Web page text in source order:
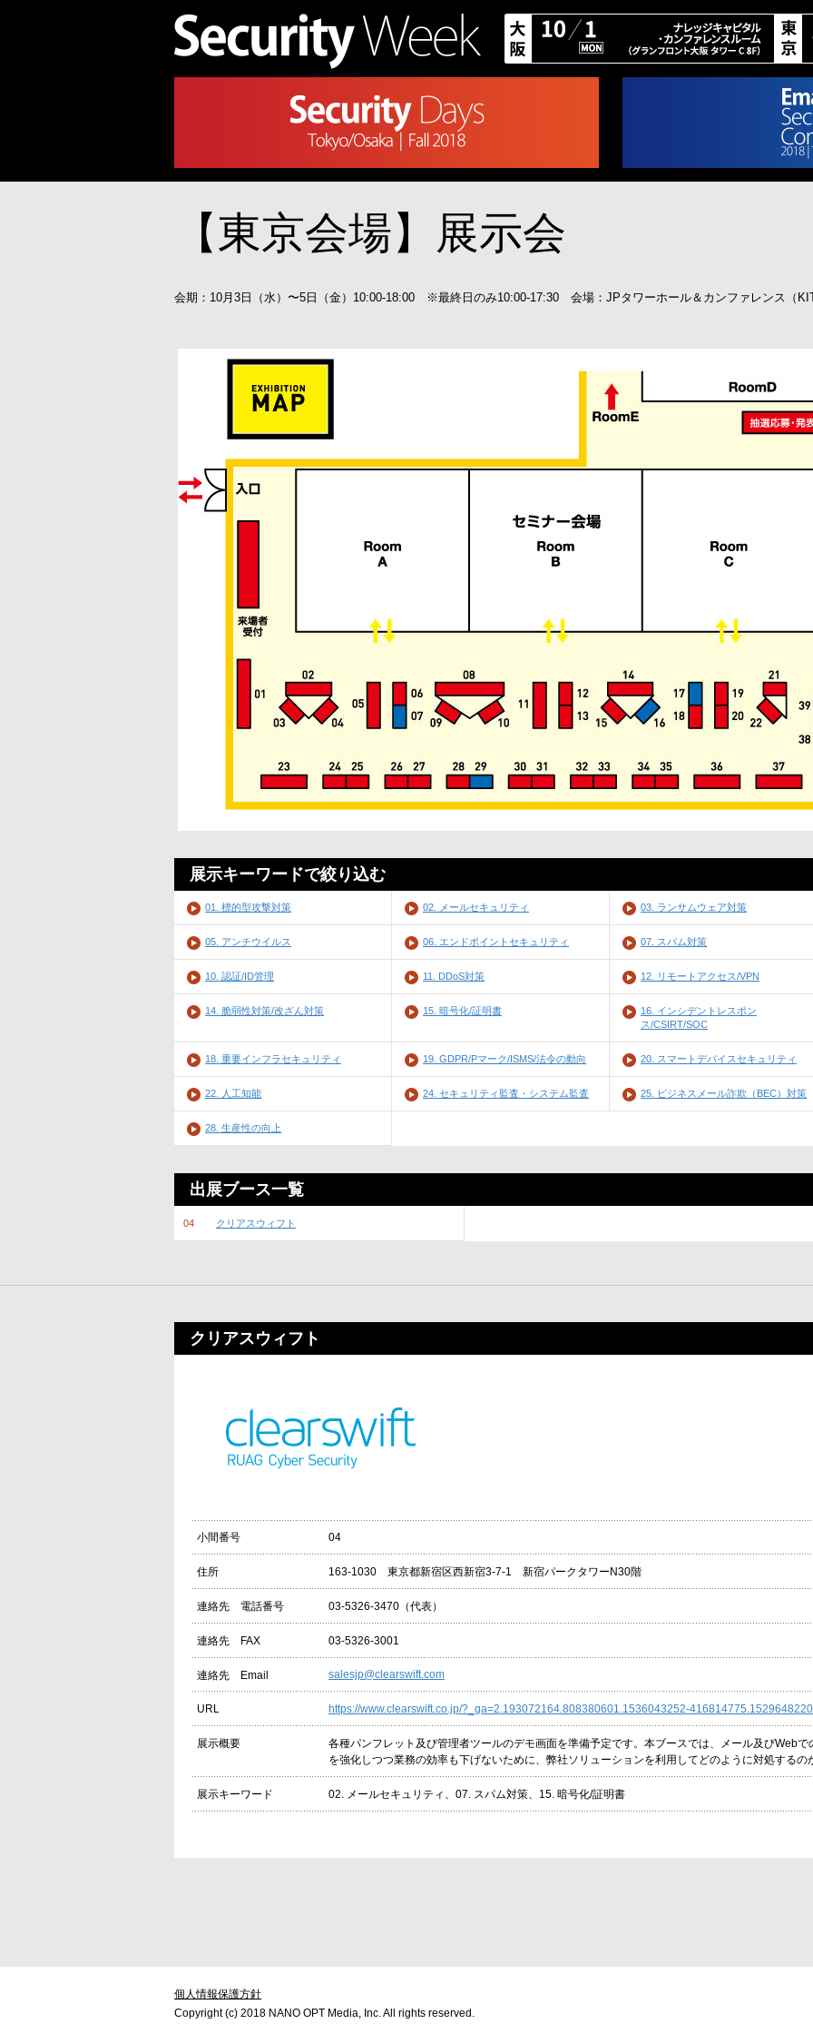
【東京会場】展示会
会期：10月3日（水）〜5日（金）10:00-18:00 ※最終日のみ10:00-17:30 会場：JPタワーホール＆カンファレンス（
展示キーワードで絞り込む
01. 標的型攻撃対策 02. メールセキュリティ 03. ランサムウェア対策
05. アンチウイルス 06. エンドポイントセキュリティ 07. スパム対策
10. 認証/ID管理 11. DDoS対策 12. リモートアクセス/VPN
14. 脆弱性対策/改ざん対策 15. 暗号化/証明書
16. インシデントレスポン
ス/CSIRT/SOC
18. 重要インフラセキュリティ 19. GDPR/Pマーク/ISMS/法令の動向 20. スマートデバイスセキュリティ
22. 人工知能 24. セキュリティ監査・システム監査 25. ビジネスメール詐欺（BEC）対策
28. 生産性の向上
出展ブース一覧
04 クリアスウィフト
クリアスウィフト
小間番号 04
住所 163-1030 東京都新宿区西新宿3-7-1 新宿パークタワーN30階
連絡先 電話番号 03-5326-3470（代表）
連絡先 FAX 03-5326-3001
連絡先 Email salesjp@clearswift.com
URL https://www.clearswift.co.jp/?_ga=2.193072164.808380601.1536043252-416814775.1529648220
展示概要
各種パンフレット及び管理者ツールのデモ画面を準備予定です。本ブースでは、メール及びWeb
を強化しつつ業務の効率も下げないために、弊社ソリューションを利用してどのように対処するの
展示キーワード 02. メールセキュリティ、07. スパム対策、15. 暗号化/証明書
個人情報保護方針
Copyright (c) 2018 NANO OPT Media, Inc. All rights reserved.